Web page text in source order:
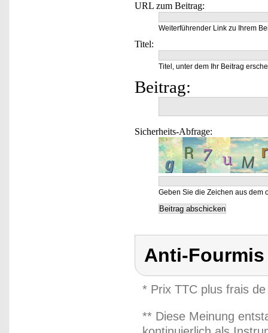
URL zum Beitrag:
Weiterführender Link zu Ihrem
Titel:
Titel, unter dem Ihr Beitrag
Beitrag:
Sicherheits-Abfrage:
Geben Sie die Zeichen aus dem
Anti-
* Prix TTC plus frais
** Diese Meinung